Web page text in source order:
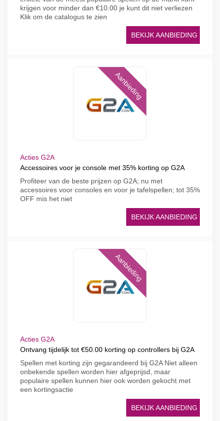
krijgen voor minder dan €10.00 je kunt dit niet verliezen
Klik om de catalogus te zien
BEKIJK AANBIEDING
Aanbieding
Acties G2A
Accessoires voor je console met 35% korting op G2A
Profiteer van de beste prijzen op G2A; nu met
accessoires voor consoles en voor je tafelspellen; tot 35%
OFF mis het niet
BEKIJK AANBIEDING
Aanbieding
Acties G2A
Ontvang tijdelijk tot €50.00 korting op controllers bij G2A
Spellen met korting zijn gegarandeerd bij G2A Niet alleen
onbekende spellen worden hier afgeprijsd, maar
populaire spellen kunnen hier ook worden gekocht met
een kortingsactie
BEKIJK AANBIEDING